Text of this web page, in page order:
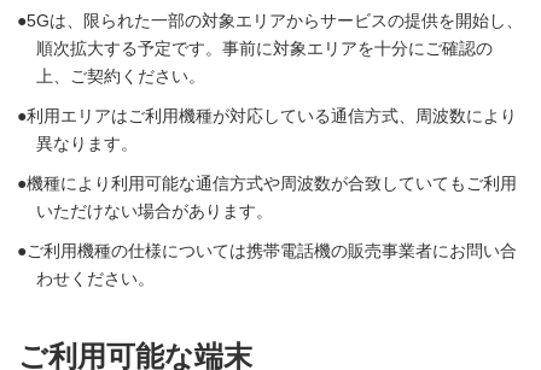
5Gは、限られた一部の対象エリアからサービスの提供を開始し、
順次拡大する予定です。事前に対象エリアを十分にご確認の
上、ご契約ください。
利用エリアはご利用機種が対応している通信方式、周波数により
異なります。
機種により利用可能な通信方式や周波数が合致していてもご利用
いただけない場合があります。
ご利用機種の仕様については携帯電話機の販売事業者にお問い合
わせください。
ご利用可能な端末